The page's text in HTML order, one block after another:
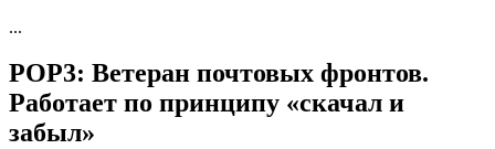
...
POP3: Ветеран почтовых фронтов.
Работает по принципу «скачал и
забыл»